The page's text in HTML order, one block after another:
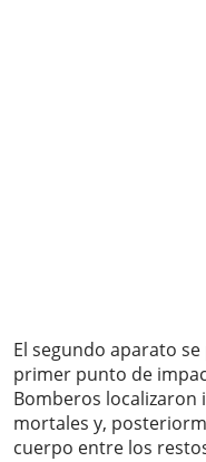
El segundo aparato
primer punto de
Bomberos localizaron
mortales y,
cuerpo entre los